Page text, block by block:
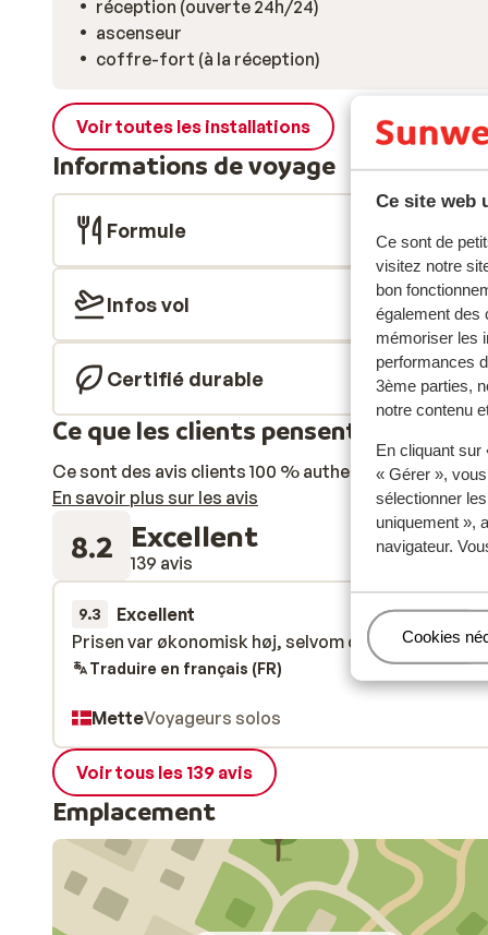
Ce site web
Ce sont de
visitez notre
bon
également des
mémoriser les
performances
3ème parties,
notre contenu
En cliquant
« Gérer »,
sélectionner
uniquement »,
navigateur.
Gérer
Cookies
réception (ouverte 24h/24)
ascenseur
coffre-fort (à la réception)
Voir toutes les installations
Informations de voyage
Formule
Infos vol
Certifié durable
Ce que les clients pensent
Ce sont des avis clients 100 % authentiques qui
En savoir plus sur les avis
8.2 Excellent
139 avis
9.3 Excellent
la semaine
Prisen var økonomisk høj, selvom det er højsæson.
Prisen var økonomisk høj, selvom det er højsæson.
Traduire en français (FR)
MetteVoyageurs solos
Voir tous les 139 avis
Emplacement